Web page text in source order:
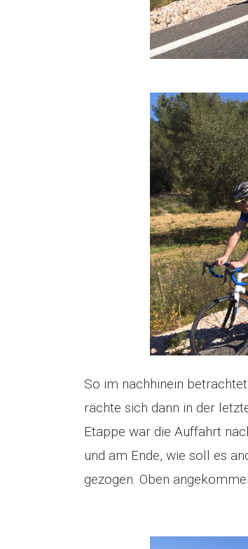
So im nachhinein
rächte sich dann in der
Etappe war die Auffahrt
und am Ende, wie soll es
gezogen. Oben